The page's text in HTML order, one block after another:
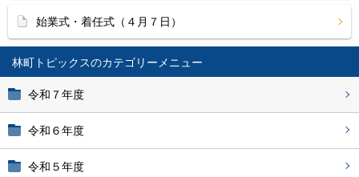
林町トピックス
令和７年度
令和６年度
令和５年度
始業式・着任式（４月７日）